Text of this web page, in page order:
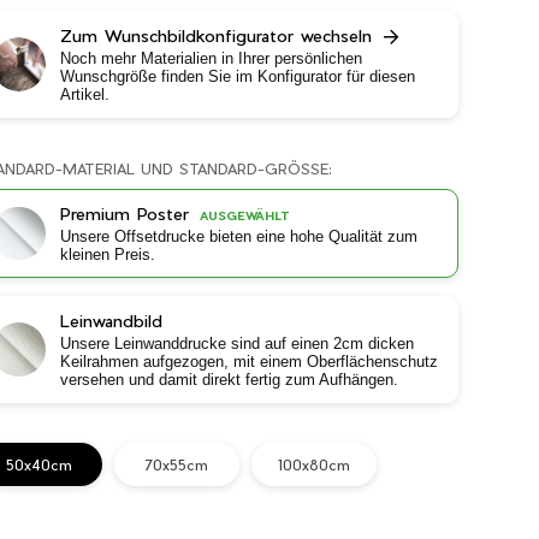
Zum Wunschbildkonfigurator wechseln
Noch mehr Materialien in Ihrer persönlichen
Wunschgröße finden Sie im Konfigurator für diesen
Artikel.
MATERIAL UND STANDARD-GRÖSSE:
Premium Poster AUSGEWÄHLT
Unsere Offsetdrucke bieten eine hohe Qualität zum
kleinen Preis.
Leinwandbild
Unsere Leinwanddrucke sind auf einen 2cm dicken
Keilrahmen aufgezogen, mit einem Oberflächenschutz
versehen und damit direkt fertig zum Aufhängen.
50x40cm 70x55cm 100x80cm